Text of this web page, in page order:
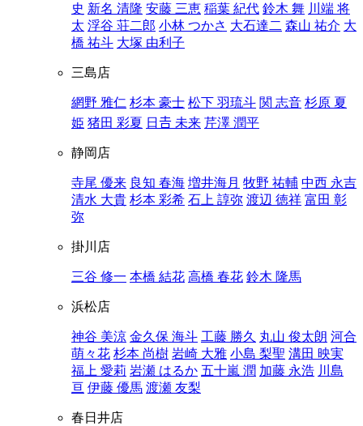
史 新名 清隆 安藤 三恵 稲葉 紀代 鈴木 舞 川端 将
太 浮谷 荘二郎 小林 つかさ 大石達二 森山 祐介 大
橋 祐斗 大塚 由利子
三島店
網野 雅仁 杉本 豪士 松下 羽琉斗 関 志音 杉原 夏
姫 猪田 彩夏 日𠮷 未来 芹澤 潤平
静岡店
寺尾 優来 良知 春海 増井海月 牧野 祐輔 中西 永吉
清水 大貴 杉本 彩希 石上 諄弥 渡辺 徳祥 富田 彰
弥
掛川店
三谷 修一 本橋 結花 高橋 春花 鈴木 隆馬
浜松店
神谷 美涼 金久保 海斗 工藤 勝久 丸山 俊太朗 河合
萌々花 杉本 尚樹 岩崎 大雅 小島 梨聖 溝田 映実
福上 愛莉 岩瀬 はるか 五十嵐 潤 加藤 永浩 川島
亘 伊藤 優馬 渡瀬 友梨
春日井店